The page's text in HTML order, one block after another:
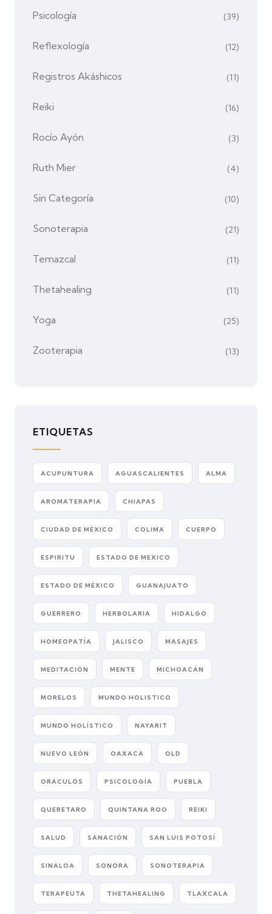
Psicología (39)
Reflexología (12)
Registros Akáshicos (11)
Reiki (16)
Rocío Ayón (3)
Ruth Mier (4)
Sin Categoría (10)
Sonoterapia (21)
Temazcal (11)
Thetahealing (11)
Yoga (25)
Zooterapia (13)
ETIQUETAS
ACUPUNTURA AGUASCALIENTES ALMA
AROMATERAPIA CHIAPAS
CIUDAD DE MÉXICO COLIMA CUERPO
ESPIRITU ESTADO DE MEXICO
ESTADO DE MÉXICO GUANAJUATO
GUERRERO HERBOLARIA HIDALGO
HOMEOPATÍA JALISCO MASAJES
MEDITACIÓN MENTE MICHOACÁN
MORELOS MUNDO HOLISTICO
MUNDO HOLÍSTICO NAYARIT
NUEVO LEÓN OAXACA OLD
ORÁCULOS PSICOLOGÍA PUEBLA
QUERETARO QUINTANA ROO REIKI
SALUD SANACIÓN SAN LUIS POTOSÍ
SINALOA SONORA SONOTERAPIA
TERAPEUTA THETAHEALING TLAXCALA